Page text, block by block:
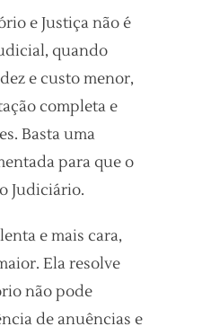
e Justiça não é
quando
e custo menor,
completa e
Basta uma
para que o
Judiciário.
e mais cara,
Ela resolve
não pode
de anuências e